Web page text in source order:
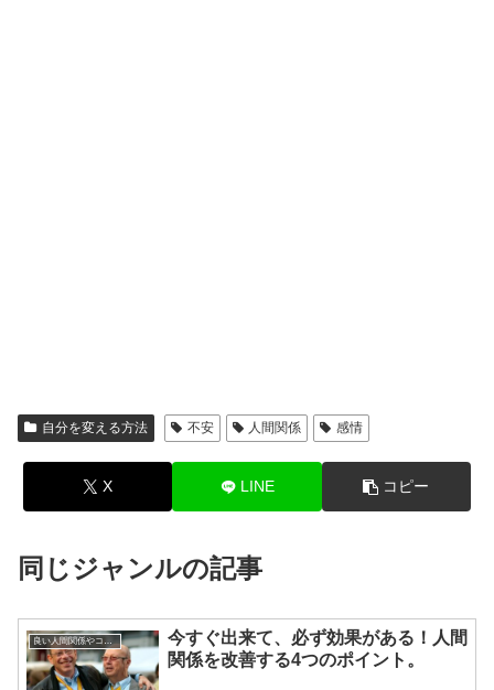
自分を変える方法 不安 人間関係 感情
X LINE コピー
同じジャンルの記事
今すぐ出来て、必ず効果がある！人間
関係を改善する4つのポイント。